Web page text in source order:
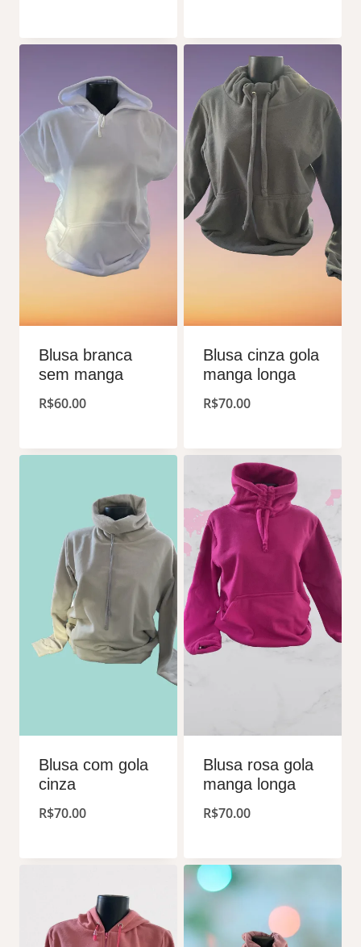
Blusa branca
sem manga
R$60.00
Blusa cinza gola
manga longa
R$70.00
Blusa com gola
cinza
R$70.00
Blusa rosa gola
manga longa
R$70.00